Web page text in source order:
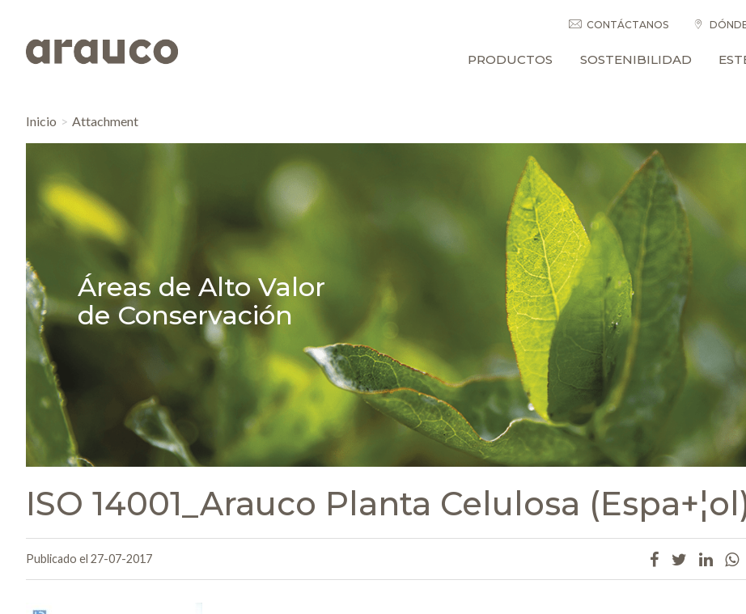
CONTÁCTANOS
PRODUCTOS SOSTENIBILIDAD
Inicio Attachment
Áreas de Alto Valor
de Conservación
ISO 14001_Arauco Planta Celulosa
Publicado el 27-07-2017